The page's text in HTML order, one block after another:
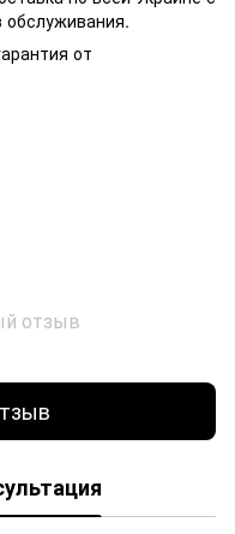
от
отзыв